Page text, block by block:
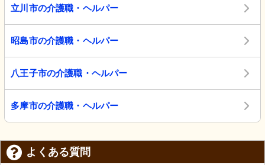
立川市の介護職・ヘルパー
昭島市の介護職・ヘルパー
八王子市の介護職・ヘルパー
多摩市の介護職・ヘルパー
よくある質問